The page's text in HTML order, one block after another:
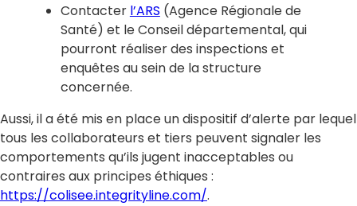
Contacter l’ARS (Agence Régionale de
Santé) et le Conseil départemental, qui
pourront réaliser des inspections et
enquêtes au sein de la structure
concernée.
Aussi, il a été mis en place un dispositif d’alerte par lequel
tous les collaborateurs et tiers peuvent signaler les
comportements qu’ils jugent inacceptables ou
contraires aux principes éthiques :
https://colisee.integrityline.com/.